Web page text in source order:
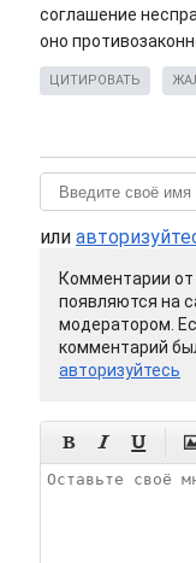
соглашение
оно
ЦИТИРОВАТЬ
или
Комментарии
появляются на
модератором.
комментарий
авторизуйтесь
  